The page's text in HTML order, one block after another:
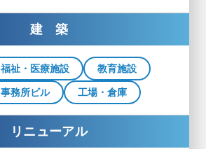
建 築
福祉・医療施設 教育施設
事務所ビル 工場・倉庫
リニューアル